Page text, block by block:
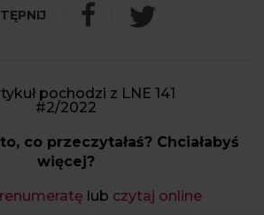
pochodzi z LNE 141
#2/2022
co przeczytałaś? Chciałabyś
więcej?
lub czytaj online